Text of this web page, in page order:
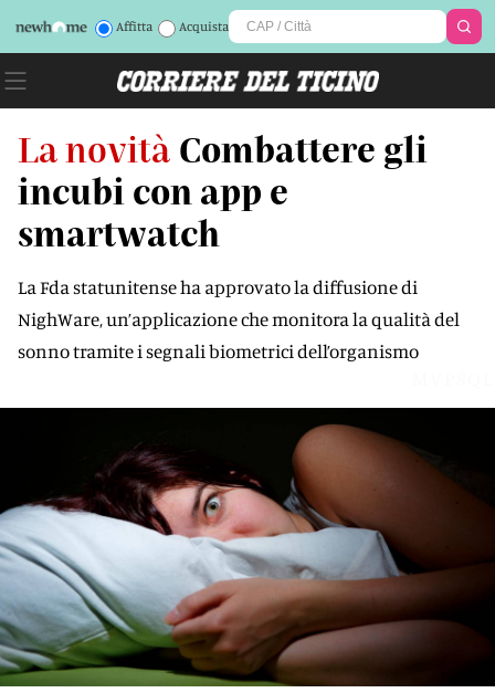
Affitta Acquista
La novità Combattere gli
incubi con app e
smartwatch
La Fda statunitense ha approvato la diffusione di
NighWare, un’applicazione che monitora la qualità del
sonno tramite i segnali biometrici dell’organismo